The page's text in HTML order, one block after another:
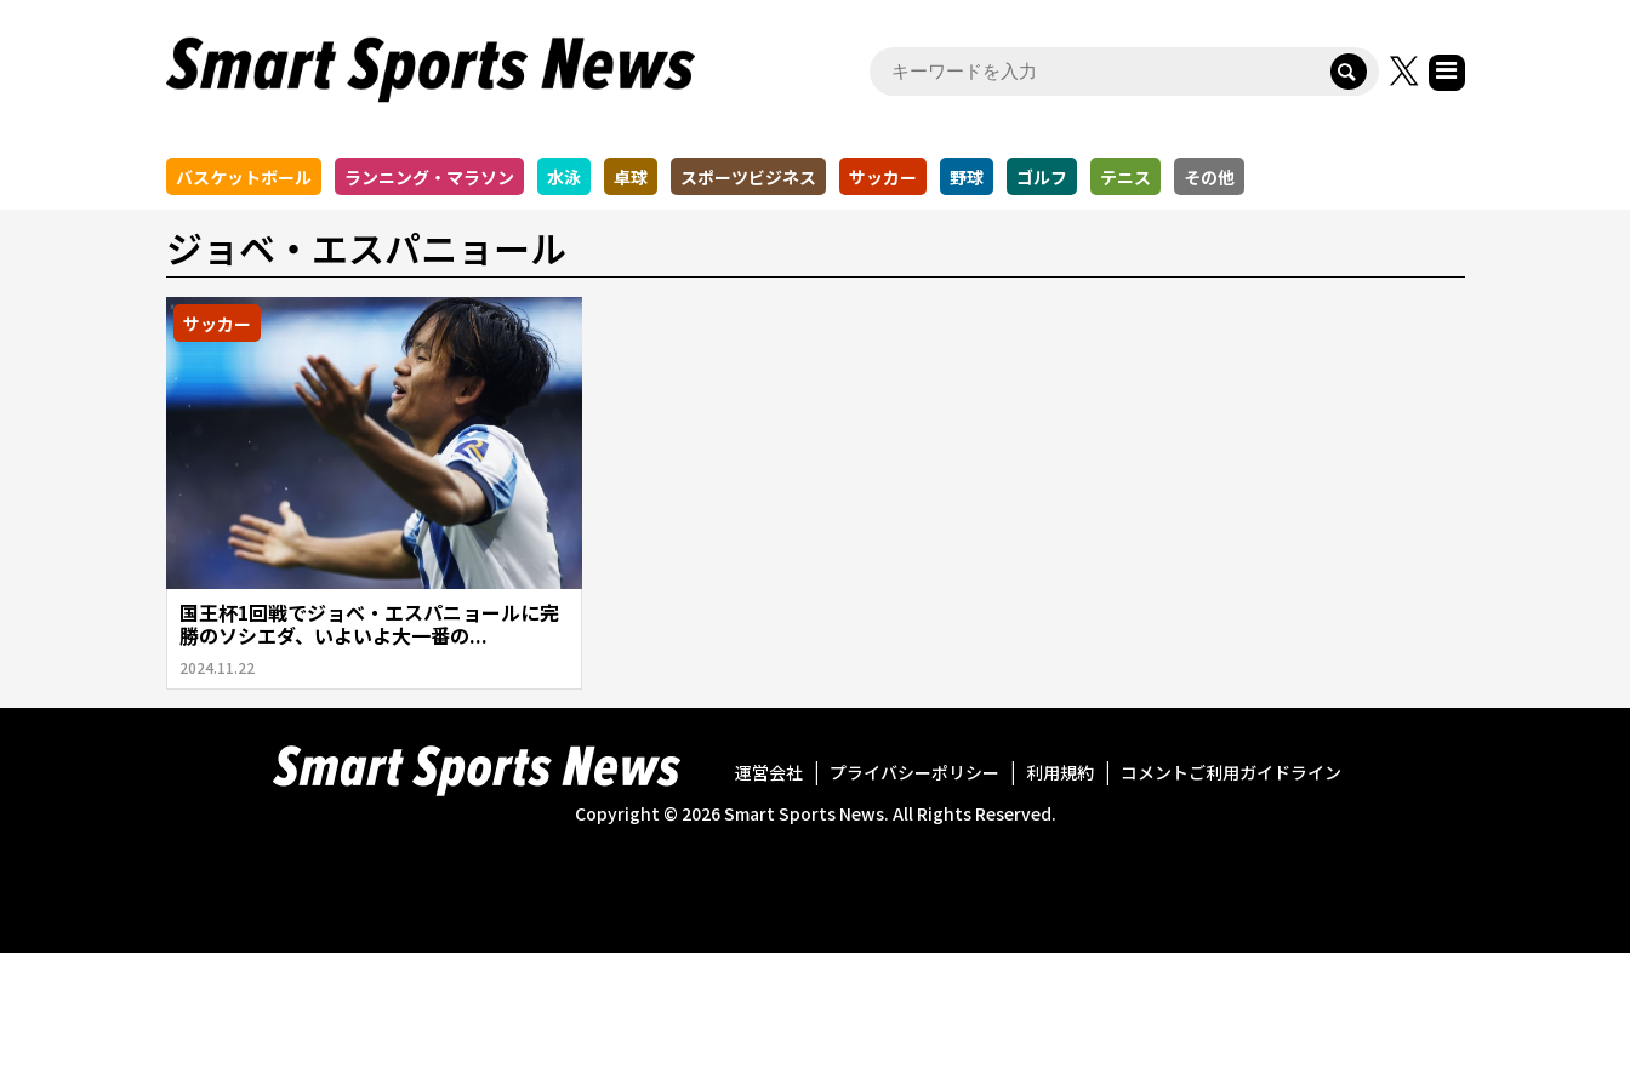
バスケットボール ランニング・マラソン 水泳 卓球 スポーツビジネス サッカー 野球 ゴルフ テニス その他
ジョベ・エスパニョール
サッカー
国王杯1回戦でジョベ・エスパニョールに完
勝のソシエダ、いよいよ大一番の...
2024.11.22
運営会社 プライバシーポリシー 利用規約
コメントご利用ガイドライン
Copyright © 2026Smart Sports News. All Rights Reserved.